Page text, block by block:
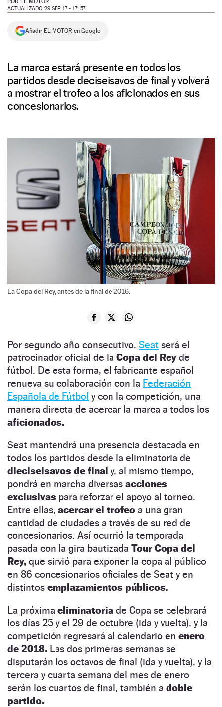
NEWSLETTER
POR EL MOTOR
ACTUALIZADO 29 SEP 17 - 17: 57
Añadir EL MOTOR en Google
La marca estará presente en todos los
partidos desde deciseisavos de final y volverá
a mostrar el trofeo a los aficionados en sus
concesionarios.
La Copa del Rey, antes de la final de 2016.
Por segundo año consecutivo, Seat será el
patrocinador oficial de la Copa del Rey de
fútbol. De esta forma, el fabricante español
renueva su colaboración con la Federación
Española de Fútbol y con la competición, una
manera directa de acercar la marca a todos los
aficionados.
Seat mantendrá una presencia destacada en
todos los partidos desde la eliminatoria de
dieciseisavos de final y, al mismo tiempo,
pondrá en marcha diversas acciones
exclusivas para reforzar el apoyo al torneo.
Entre ellas, acercar el trofeo a una gran
cantidad de ciudades a través de su red de
concesionarios. Así ocurrió la temporada
pasada con la gira bautizada Tour Copa del
Rey, que sirvió para exponer la copa al público
en 86 concesionarios oficiales de Seat y en
distintos emplazamientos públicos.
La próxima eliminatoria de Copa se celebrará
los días 25 y el 29 de octubre (ida y vuelta), y la
competición regresará al calendario en enero
de 2018. Las dos primeras semanas se
disputarán los octavos de final (ida y vuelta), y la
tercera y cuarta semana del mes de enero
serán los cuartos de final, también a doble
partido.